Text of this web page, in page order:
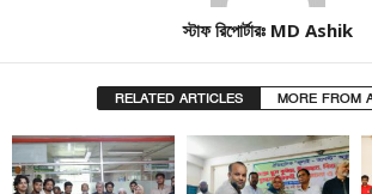
স্টাফ রিপোর্টারঃ MD Ashik
RELATED ARTICLES MORE FROM